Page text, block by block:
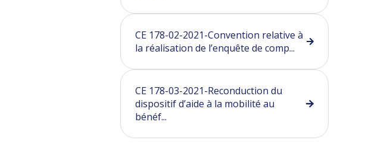
CE 178-02-2021-Convention relative à
la réalisation de l’enquête de comp...
CE 178-03-2021-Reconduction du
dispositif d’aide à la mobilité au
bénéf...